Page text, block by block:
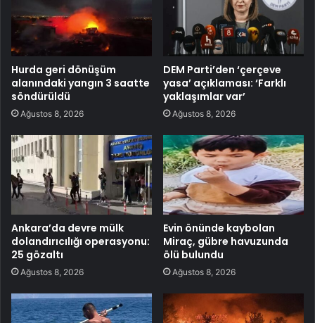
Hurda geri dönüşüm
alanındaki yangın 3 saatte
söndürüldü
Ağustos 8, 2026
DEM Parti’den ‘çerçeve
yasa’ açıklaması: ‘Farklı
yaklaşımlar var’
Ağustos 8, 2026
Ankara’da devre mülk
dolandırıcılığı operasyonu:
25 gözaltı
Ağustos 8, 2026
Evin önünde kaybolan
Miraç, gübre havuzunda
ölü bulundu
Ağustos 8, 2026